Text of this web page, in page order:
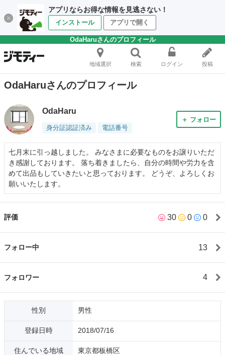
アプリならお得な情報を見逃さない！
インストール アプリで開く
OdaHaruさんのプロフィール
地域選択 検索 ログイン 投稿
OdaHaruさんのプロフィール
OdaHaru
身分証認証済み 電話番号
＋ フォロー
七月末に引っ越しました。 みなさまに必要なものをお譲りいただ
き感謝しております。 落ち着きましたら、自分の時間や労力を含
めて出品もしていきたいと思っております。 どうぞ、よろしくお
願いいたします。
評価 30 0 0
フォロー中 13
フォロワー 4
性別 男性
登録日時 2018/07/16
住んでいる地域 東京都板橋区